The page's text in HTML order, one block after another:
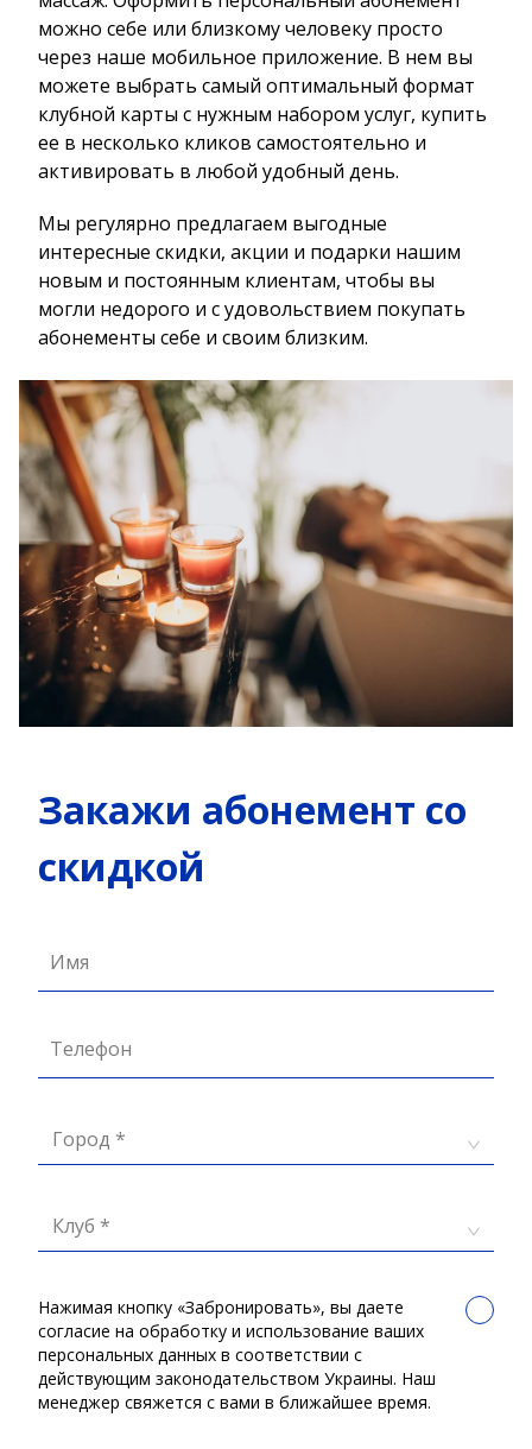
можно себе или близкому человеку просто
через наше мобильное приложение. В нем вы
можете выбрать самый оптимальный формат
клубной карты с нужным набором услуг, купить
ее в несколько кликов самостоятельно и
активировать в любой удобный день.
Мы регулярно предлагаем выгодные
интересные скидки, акции и подарки нашим
новым и постоянным клиентам, чтобы вы
могли недорого и с удовольствием покупать
абонементы себе и своим близким.
Закажи абонемент со
скидкой
Имя
Телефон
Город *
Клуб *
Нажимая кнопку «Забронировать», вы даете
согласие на обработку и использование ваших
персональных данных в соответствии с
действующим законодательством Украины. Наш
менеджер свяжется с вами в ближайшее время.